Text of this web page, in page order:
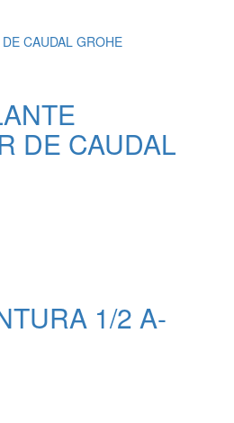
DE CAUDAL
1/2 A-